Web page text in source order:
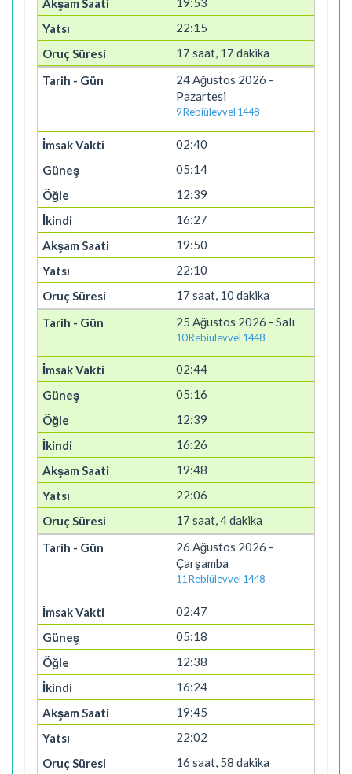
22:15
17 saat, 17 dakika
24 Ağustos 2026 -
Pazartesi
9 Rebiülevvel 1448
02:40
05:14
12:39
16:27
19:50
22:10
17 saat, 10 dakika
25 Ağustos 2026 - Salı
10 Rebiülevvel 1448
02:44
05:16
12:39
16:26
19:48
22:06
17 saat, 4 dakika
26 Ağustos 2026 -
Çarşamba
11 Rebiülevvel 1448
02:47
05:18
12:38
16:24
19:45
22:02
16 saat, 58 dakika